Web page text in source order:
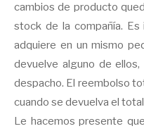
cambios de producto
stock de la compañía.
adquiere en un mismo
devuelve alguno de
despacho. El reembolso
cuando se devuelva el
Le hacemos presente